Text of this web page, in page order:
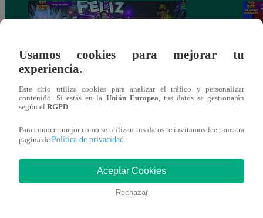
Josimar armó una tremenda fiesta de año
nuevo en El Wasap de JB
También te puede
Usamos cookies para mejorar tu
experiencia.
Este sitio utiliza cookies para analizar el tráfico y personalizar
contenido. Si estás en la Unión Europea, tus datos se gestionarán
según el RGPD.
Para conocer mejor como se utilizan tus datos te invitamos leer nuestra
pagina de Política de privacidad.
Aceptar Cookies
Rechazar